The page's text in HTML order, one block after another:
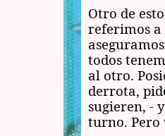
Otro de
referimos a
todos
al otro.
derrota,
sugieren, -
turno. Pero